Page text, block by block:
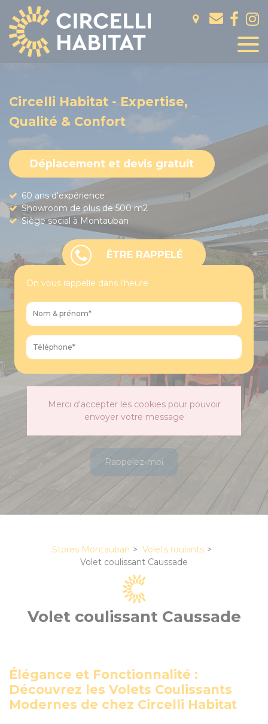
Circelli Habitat - Expertise,
Qualité & Confort
Déplacement et devis gratuit
60 ans d'expérience
Showroom de plus de 500 m2
Siège social à Montauban
ÊTRE RAPPELÉ
On vous rappelle dans l'heure
Merci d'accepter les cookies pour pouvoir
envoyer votre message
Rappelez-moi
Stores Montauban
Volets roulants
Volet coulissant Caussade
Volet coulissant Caussade
Élégance et Fonctionnalité :
Découvrez les Volets Coulissants
Modernes de chez Circelli Habitat
Panneau de gestion des cookies